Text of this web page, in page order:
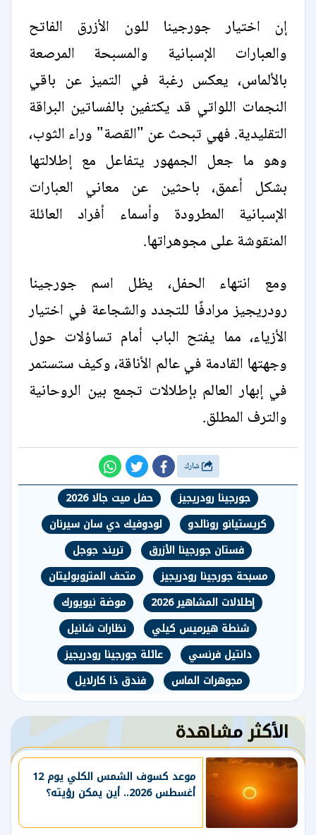
إن اختيار جورجينا للون الأزرق الفاتح
والعبارات الإسبانية والمسبحة المرصعة
بالألماس، يعكس رغبة في التميز عن باقي
النجمات اللواتي قد يكتفين بالفساتين البراقة
التقليدية. فهي تبحث عن "القصة" وراء الثوب،
وهو ما جعل الجمهور يتفاعل مع إطلالتها
بشكل أعمق، باحثين عن معاني العبارات
الإسبانية المطرودة وأسماء أفراد العائلة
المنقوشة على مجوهراتها.
ومع انتهاء الحفل، يظل اسم جورجينا
رودريجيز مرادفًا للتجدد والشجاعة في اختيار
الأزياء، مما يفتح الباب أمام تساؤلات حول
وجهتها القادمة في عالم الأناقة، وكيف ستستمر
في إبهار العالم بإطلالات تجمع بين الروحانية
والترف المطلق.
جورجينا رودريجيز
حفل ميت جالا 2026
كريستيانو رونالدو
لودوفيك دي سان سيرنان
فستان جورجينا الأزرق
تريند جوجل
مسبحة جورجينا رودريجيز
متحف المتروبوليتان
إطلالات المشاهير 2026
موضة نيويورك
شنطة هيرميس كيلي
نظارات شانيل
دانتيل فرنسي
عائلة جورجينا رودريجيز
مجوهرات الماس
فندق ذا كارلايل
الأكثر مشاهدة
موعد كسوف الشمس الكلي يوم 12
أغسطس 2026.. أين يمكن رؤيته؟